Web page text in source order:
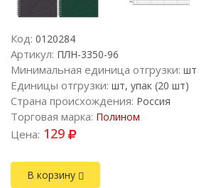
Код: 0120284
Артикул: ПЛН-3350-96
Минимальная единица отгрузки: шт
Единицы отгрузки: шт, упак (20 шт)
Страна происхождения: Россия
Торговая марка: Полином
Цена: 129
В корзину